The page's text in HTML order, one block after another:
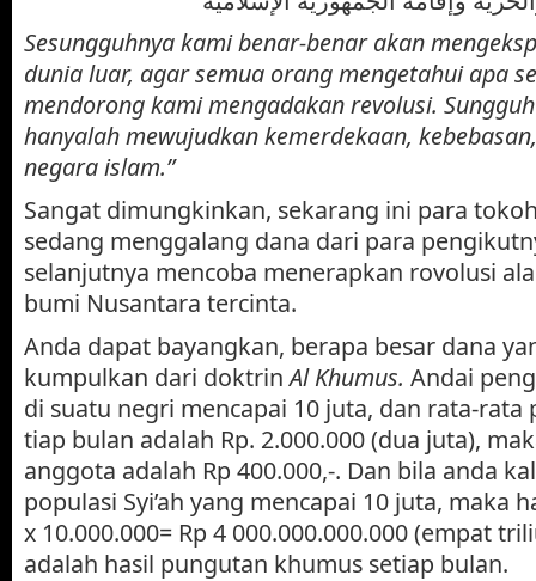
Sesungguhnya kami benar-benar akan
dunia luar, agar semua orang mengetahui apa
mendorong kami mengadakan revolusi.
hanyalah mewujudkan kemerdekaan,
negara islam.”
Sangat dimungkinkan, sekarang ini para tokoh
sedang menggalang dana dari para
selanjutnya mencoba menerapkan rovolusi
bumi Nusantara tercinta.
Anda dapat bayangkan, berapa besar dana
kumpulkan dari doktrinAl Khumus. Andai
di suatu negri mencapai 10 juta, dan rata-rata
tiap bulan adalah Rp. 2.000.000 (dua juta),
anggota adalah Rp 400.000,-. Dan bila anda
populasi Syi’ah yang mencapai 10 juta, maka
x 10.000.000= Rp 4 000.000.000.000 (empat
adalah hasil pungutan khumus setiap bulan.